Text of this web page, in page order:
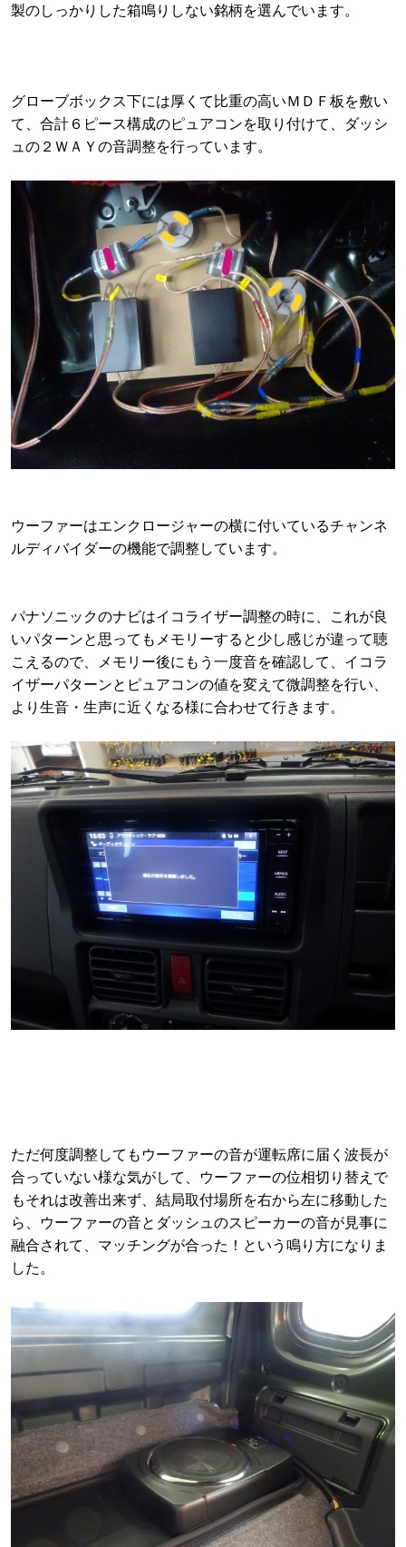
製のしっかりした箱鳴りしない銘柄を選んでいます。
グローブボックス下には厚くて比重の高いＭＤＦ板を敷い
て、合計６ピース構成のピュアコンを取り付けて、ダッシ
ュの２ＷＡＹの音調整を行っています。
ウーファーはエンクロージャーの横に付いているチャンネ
ルディバイダーの機能で調整しています。
パナソニックのナビはイコライザー調整の時に、これが良
いパターンと思ってもメモリーすると少し感じが違って聴
こえるので、メモリー後にもう一度音を確認して、イコラ
イザーパターンとピュアコンの値を変えて微調整を行い、
より生音・生声に近くなる様に合わせて行きます。
ただ何度調整してもウーファーの音が運転席に届く波長が
合っていない様な気がして、ウーファーの位相切り替えで
もそれは改善出来ず、結局取付場所を右から左に移動した
ら、ウーファーの音とダッシュのスピーカーの音が見事に
融合されて、マッチングが合った！という鳴り方になりま
した。